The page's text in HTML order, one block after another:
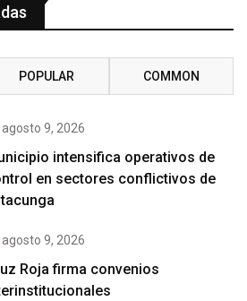
POPULAR COMMON
agosto 9, 2026
intensifica operativos de
en sectores conflictivos de
agosto 9, 2026
Roja firma convenios